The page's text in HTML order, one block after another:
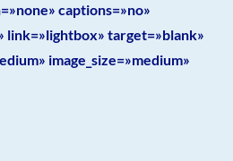
captions=»no»
link=»lightbox» target=»blank»
image_size=»medium»